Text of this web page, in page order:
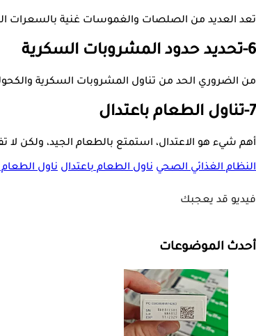
تعد العديد من الصلصات والغموسات غنية بالسعرات
6-تحديد حدود المشروبات السكرية
من الضروري الحد من تناول المشروبات السكرية
7-تناول الطعام باعتدال
أهم شيء هو الاعتدال، استمتع بالطعام الجيد، ولكن
النظام الغذائي الصحي ناول الطعام باعتدال ناول
فيديو قد يعجبك
أحدث الموضوعات